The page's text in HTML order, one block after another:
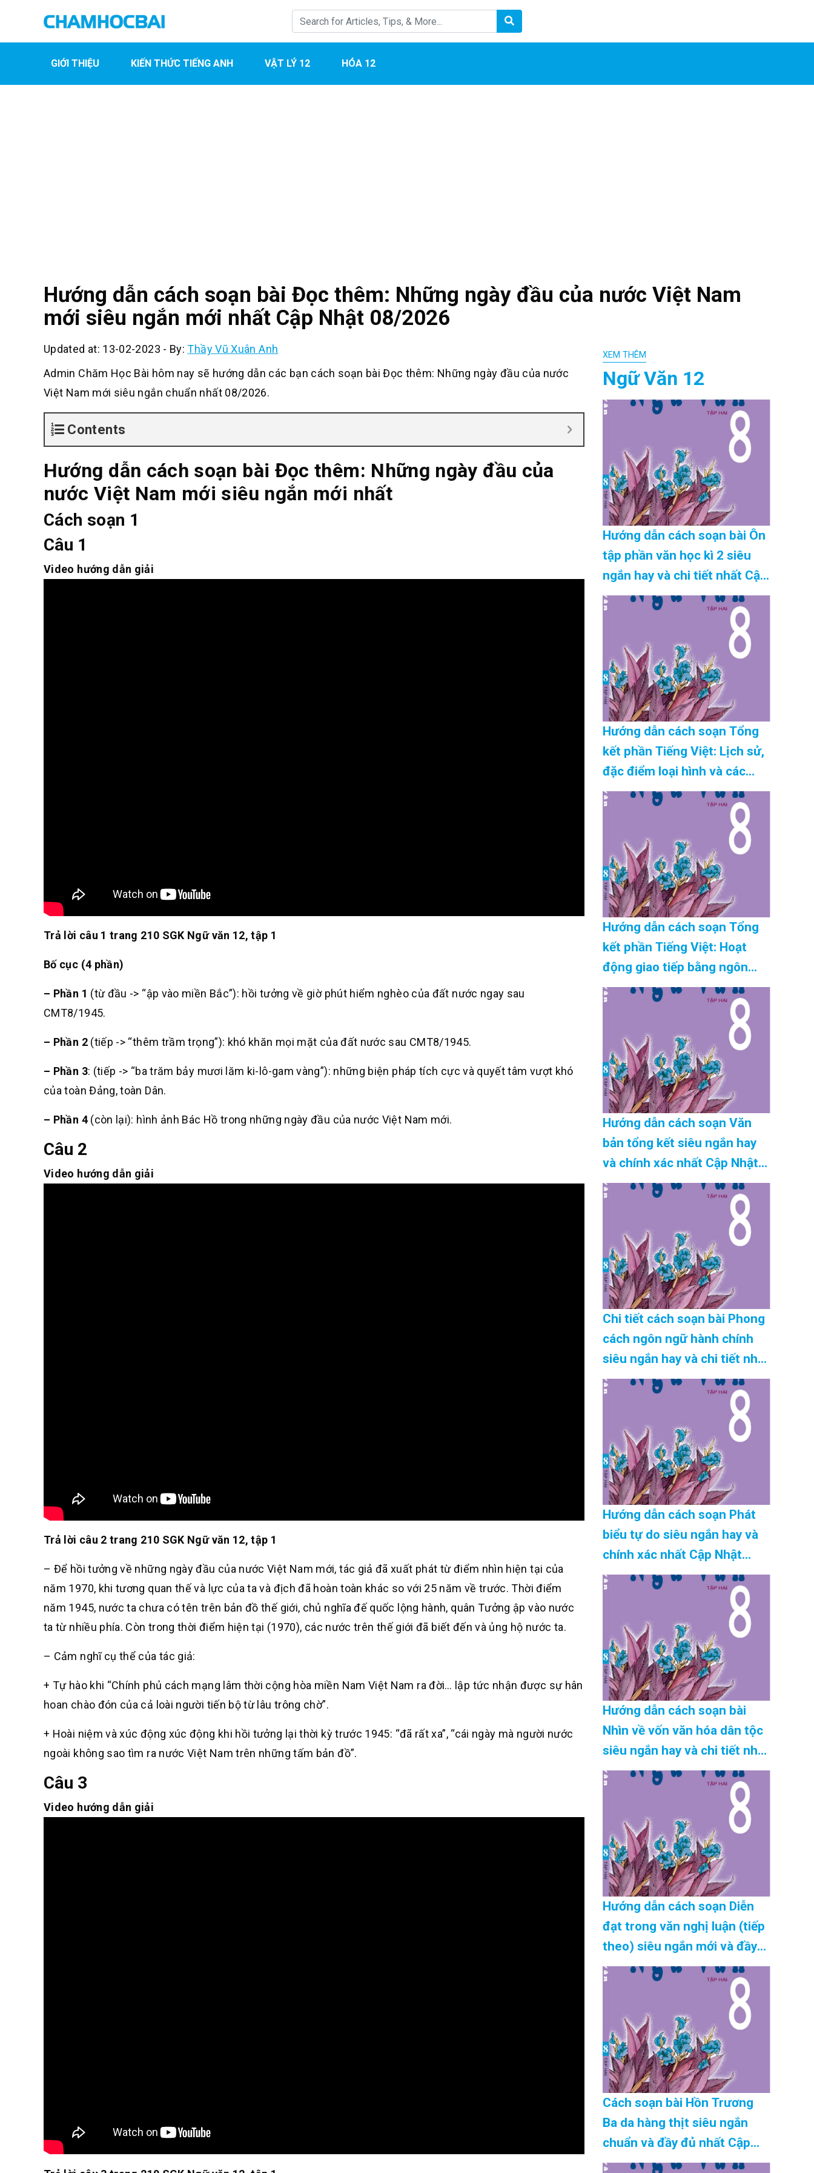
GIỚI THIỆU KIẾN THỨC TIẾNG ANH VẬT LÝ 12 HÓA 12
Hướng dẫn cách soạn bài Đọc thêm: Những ngày đầu của nước Việt Nam
mới siêu ngắn mới nhất Cập Nhật 08/2026
Updated at: 13-02-2023 - By:Thầy Vũ Xuân Anh
Admin Chăm Học Bài hôm nay sẽ hướng dẫn các bạn cách soạn bài Đọc thêm: Những ngày đầu của nước
Việt Nam mới siêu ngắn chuẩn nhất 08/2026.
Contents
Hướng dẫn cách soạn bài Đọc thêm: Những ngày đầu của
nước Việt Nam mới siêu ngắn mới nhất
Cách soạn 1
Câu 1
Video hướng dẫn giải
Trả lời câu 1 trang 210 SGK Ngữ văn 12, tập 1
Bố cục (4 phần)
– Phần 1 (từ đầu -> “ập vào miền Bắc”): hồi tưởng về giờ phút hiểm nghèo của đất nước ngay sau
CMT8/1945.
– Phần 2(tiếp -> “thêm trầm trọng”): khó khăn mọi mặt của đất nước sau CMT8/1945.
– Phần 3: (tiếp -> “ba trăm bảy mươi lăm ki-lô-gam vàng”): những biện pháp tích cực và quyết tâm vượt khó
của toàn Đảng, toàn Dân.
– Phần 4(còn lại): hình ảnh Bác Hồ trong những ngày đầu của nước Việt Nam mới.
Câu 2
Video hướng dẫn giải
Trả lời câu 2 trang 210 SGK Ngữ văn 12, tập 1
– Để hồi tưởng về những ngày đầu của nước Việt Nam mới, tác giả đã xuất phát từ điểm nhìn hiện tại của
năm 1970, khi tương quan thế và lực của ta và địch đã hoàn toàn khác so với 25 năm về trước. Thời điểm
năm 1945, nước ta chưa có tên trên bản đồ thế giới, chủ nghĩa đế quốc lộng hành, quân Tưởng ập vào nước
ta từ nhiều phía. Còn trong thời điểm hiện tại (1970), các nước trên thế giới đã biết đến và ủng hộ nước ta.
– Cảm nghĩ cụ thể của tác giả:
+ Tự hào khi “Chính phủ cách mạng lâm thời cộng hòa miền Nam Việt Nam ra đời… lập tức nhận được sự hân
hoan chào đón của cả loài người tiến bộ từ lâu trông chờ”.
+ Hoài niệm và xúc động xúc động khi hồi tưởng lại thời kỳ trước 1945: “đã rất xa”, “cái ngày mà người nước
ngoài không sao tìm ra nước Việt Nam trên những tấm bản đồ”.
Câu 3
Video hướng dẫn giải
XEM THÊM
Ngữ Văn 12
Hướng dẫn cách soạn bài Ôn
tập phần văn học kì 2 siêu
ngắn hay và chi tiết nhất Cập
Nhật 08/2026
Hướng dẫn cách soạn Tổng
kết phần Tiếng Việt: Lịch sử,
đặc điểm loại hình và các
phong cách ngôn ngữ siêu
ngắn mới nhất Cập Nhật
Hướng dẫn cách soạn Tổng
kết phần Tiếng Việt: Hoạt
động giao tiếp bằng ngôn
ngữ siêu ngắn mới nhất Cập
Nhật 08/2026
Hướng dẫn cách soạn Văn
bản tổng kết siêu ngắn hay
và chính xác nhất Cập Nhật
08/2026
Chi tiết cách soạn bài Phong
cách ngôn ngữ hành chính
siêu ngắn hay và chi tiết nhất
Cập Nhật 08/2026
Hướng dẫn cách soạn Phát
biểu tự do siêu ngắn hay và
chính xác nhất Cập Nhật
08/2026
Hướng dẫn cách soạn bài
Nhìn về vốn văn hóa dân tộc
siêu ngắn hay và chi tiết nhất
Cập Nhật 08/2026
Hướng dẫn cách soạn Diễn
đạt trong văn nghị luận (tiếp
theo) siêu ngắn mới và đầy
đủ nhất Cập Nhật 08/2026
Cách soạn bài Hồn Trương
Ba da hàng thịt siêu ngắn
chuẩn và đầy đủ nhất Cập
Nhật 08/2026